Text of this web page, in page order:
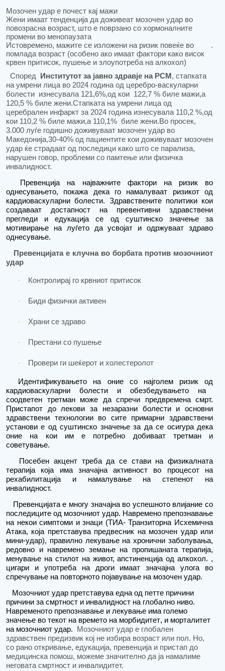
Мозочен удар е почест кај мажи
Жени имаат тенденција да доживеат мозочен удар во
повозрасна возраст, што е поврзано со хормоналните
промени во менопаузата
Истовремено, мажите се изложени на ризик повеќе во
помлада возраст (особено ако имаат фактори како висок
крвен притисок, пушење и злоупотреба на алкохол)
.
Според Институтот за јавно здравје на РСМ, стапката
на умрени лица во 2024 година од церебро-васкуларни
болести изнесувала 121,6%,од кои 122,7 % биле мажи,а
120,5 % биле жени.Стапката на умрени лица од
церебрален инфаркт за 2024 година изнесувала 110,2 %,од
кои 110,2 % биле мажи,а 110,1% биле жени.Во просек,
3.000 луѓе годишно доживуваат мозочен удар во
Македонија,30-40% од пациентите кои доживуваат мозочен
удар ќе страдаат од последици како што се парализа,
нарушен говор, проблеми со памтење или физичка
инвалидност.
Превенција на најважните фактори на ризик во
однесувањето, покажа дека го намалуваат ризикот од
кардиоваскуларни болести. Здравствените политики кои
создаваат достапност на превентивни здравствени
прегледи
и едукација се од суштинско значење за
мотивирање на луѓето да усвојат и одржуваат здраво
однесување.
Превенцијата е клучна во борбата против мозочниот
удар
· Контролирај го крвниот притисок
· Биди физички активен
· Храни се здраво
· Престани со пушење
· Провери ги шеќерот и холестеролот
Идентификувањето на оние со најголем ризик од
кардиоваскуларни болести и обезбедувањето на
соодветен третман може да спречи предвремена смрт.
Пристапот до лекови за незаразни болести и основни
здравствени технологии во сите примарни здравствени
установи е од суштинско значење за да се осигура дека
оние на кои им е потребно добиваат третман и
советување.
Посебен акцент треба да се стави на физикалната
терапија која има значајна активност во процесот на
рехабилитација и намалување настепенот на
инвалидност.
Превенцијата е многу значајна во успешното влијание со
последиците од мозочниот удар. Навремено препознавање
на некои симптоми и знаци (ТИА- Транзиторна Исхемична
Атака, која претставува предвесник на мозочен удар или
мини-удар), правилно лекување на хронични заболувања,
редовно и навремено земање на пропишаната терапија,
менување на стилот на живот, апстиненција од алкохол. ,
цигари и употреба на дроги имаат значајна улога во
спречување на повторното појавување на мозочен удар.
Мозочниот удар претставува една од петте причини
причини за смртност и инвалидност на глобално ниво.
Навременото препознавање и лекување има големо
значење во текот на времето на морбидитет, и морталитет
на мозочниот удар. Мозочниот удар е глобален
здравствен предизвик кој не избира возраст или пол. Но,
со рано откривање, едукација, превенција и пристап до
медицинска помош, можеме значително да ја намалиме
неговата смртност и инвалидитет.